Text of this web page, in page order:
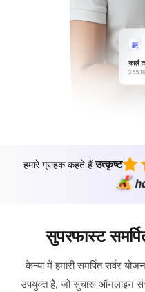
कार्ल
हमारे ग्राहक कहते हैंउत्कृष्ट
सुपरफास्ट
केन्या में हमारी समर्पित सर्वर
उपयुक्त हैं, जो सुचारू ऑनलाइन